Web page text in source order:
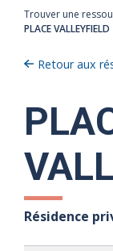
Trouver une
PLACE VALLEYFIELD
Retour aux
Résidence